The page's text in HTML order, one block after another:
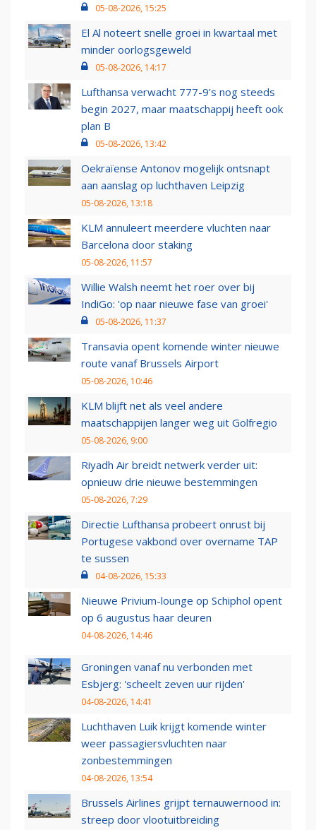
05-08-2026, 15:25
El Al noteert snelle groei in kwartaal met
minder oorlogsgeweld
05-08-2026, 14:17
Lufthansa verwacht 777-9’s nog steeds
begin 2027, maar maatschappij heeft ook
plan B
05-08-2026, 13:42
Oekraïense Antonov mogelijk ontsnapt
aan aanslag op luchthaven Leipzig
05-08-2026, 13:18
KLM annuleert meerdere vluchten naar
Barcelona door staking
05-08-2026, 11:57
Willie Walsh neemt het roer over bij
IndiGo: 'op naar nieuwe fase van groei'
05-08-2026, 11:37
Transavia opent komende winter nieuwe
route vanaf Brussels Airport
05-08-2026, 10:46
KLM blijft net als veel andere
maatschappijen langer weg uit Golfregio
05-08-2026, 9:00
Riyadh Air breidt netwerk verder uit:
opnieuw drie nieuwe bestemmingen
05-08-2026, 7:29
Directie Lufthansa probeert onrust bij
Portugese vakbond over overname TAP
te sussen
04-08-2026, 15:33
Nieuwe Privium-lounge op Schiphol opent
op 6 augustus haar deuren
04-08-2026, 14:46
Groningen vanaf nu verbonden met
Esbjerg: 'scheelt zeven uur rijden'
04-08-2026, 14:41
Luchthaven Luik krijgt komende winter
weer passagiersvluchten naar
zonbestemmingen
04-08-2026, 13:54
Brussels Airlines grijpt ternauwernood in:
streep door vlootuitbreiding